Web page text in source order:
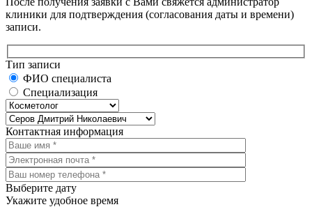
клиники для подтверждения (согласования даты и времени)
записи.
Тип записи
ФИО специалиста
Специализация
Контактная информация
Выберите дату
Укажите удобное время